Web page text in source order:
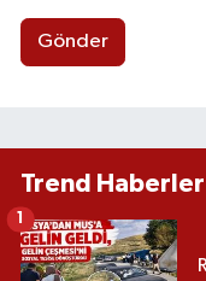
Gönder
Trend Haberler
1